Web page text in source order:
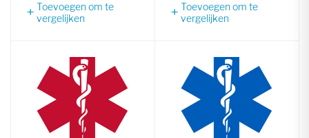
Toevoegen om te
vergelijken
Toevoegen om te
vergelijken